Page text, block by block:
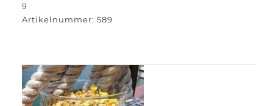
g
Artikelnummer: 589